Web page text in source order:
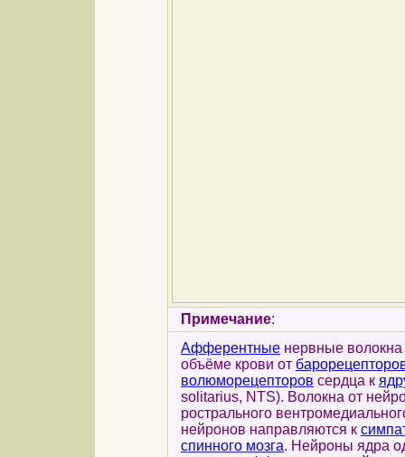
Примечание:
Афферентные нервные
объёме крови от
волюморецепторов сердца к
solitarius, NTS). Волокна от
рострального
нейронов направляются к
спинного мозга. Нейроны ядра